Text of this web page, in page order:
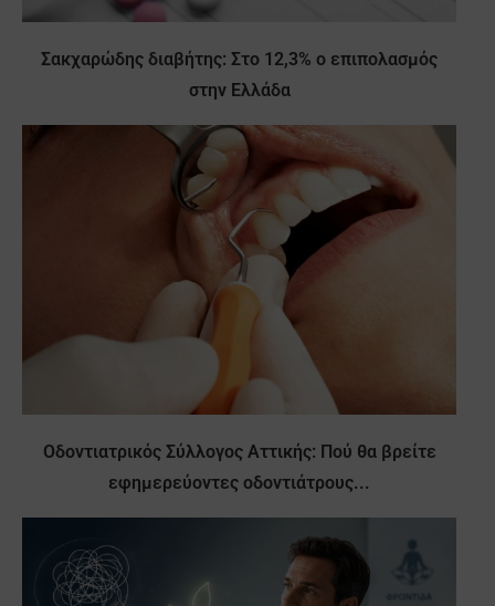
Σακχαρώδης διαβήτης: Στο 12,3% ο επιπολασμός
στην Ελλάδα
Οδοντιατρικός Σύλλογος Αττικής: Πού θα βρείτε
εφημερεύοντες οδοντιάτρους...